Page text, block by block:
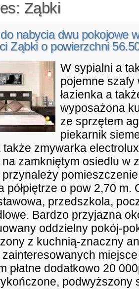
Ząbki
nabycia dwu pokojowe
Ząbki o powierzchni
W sypialni a
pojemne szafy
łazienka a
wyposażona
ze sprzętem
piekarnik
także zmywarka
zamkniętym osiedlu w
półpiętrze o pow 2,70
przedszkola,
Bardzo przyjazna
oddzielny pokój-
z kuchnią-znaczny
płatne dodatkowo 20
podwyższony